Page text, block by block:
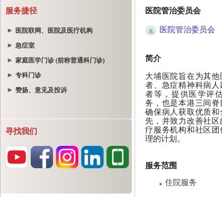
服务捷径
医院联网、医院及医疗机构
急症室
家庭医学门诊 (前称普通科门诊)
专科门诊
赞扬、意见及投诉
寻找我们